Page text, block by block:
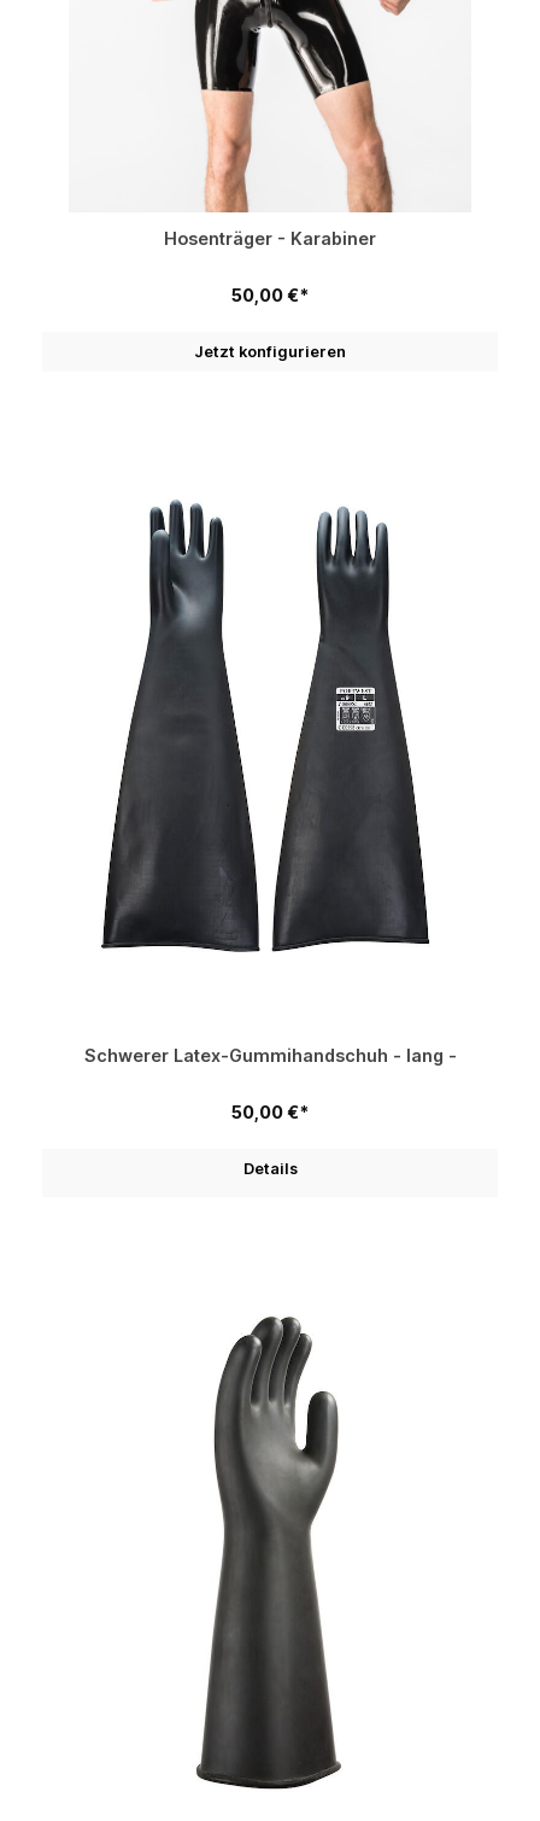
Hosenträger - Karabiner
50,00 €*
Jetzt konfigurieren
Schwerer Latex-Gummihandschuh - lang -
50,00 €*
Details